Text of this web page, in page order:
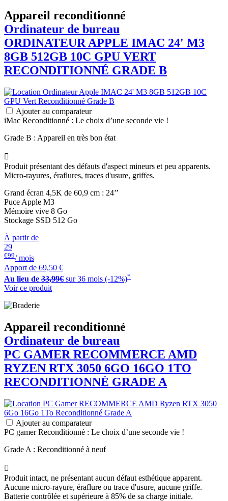
Appareil reconditionné
Ordinateur de bureau
ORDINATEUR APPLE IMAC 24' M3
8GB 512GB 10C GPU VERT
RECONDITIONNÉ GRADE B
Ajouter au comparateur
iMac Reconditionné : Le choix d’une seconde vie !
Grade B : Appareil en très bon état

Produit présentant des défauts d'aspect mineurs et peu apparents.
Micro-rayures, éraflures, traces d'usure, griffes.
Grand écran 4,5K de 60,9 cm : 24’’
Puce Apple M3
Mémoire vive 8 Go
Stockage SSD 512 Go
À partir de
29
€99/ mois
Apport de 69,50 €
Au lieu de 33,99€ sur 36 mois (-12%)*
Voir ce produit
Appareil reconditionné
Ordinateur de bureau
PC GAMER RECOMMERCE AMD
RYZEN RTX 3050 6GO 16GO 1TO
RECONDITIONNÉ GRADE A
Ajouter au comparateur
PC gamer Reconditionné : Le choix d’une seconde vie !
Grade A : Reconditionné à neuf

Produit intact, ne présentant aucun défaut esthétique apparent.
Aucune micro-rayure, éraflure ou trace d'usure, aucune griffe.
Batterie contrôlée et supérieure à 85% de sa charge initiale.